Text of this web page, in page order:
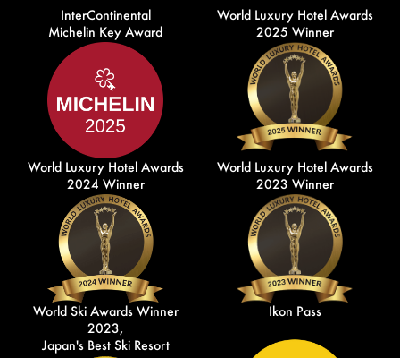
InterContinental
Michelin Key Award
World Luxury Hotel Awards
2025 Winner
World Luxury Hotel Awards
2024 Winner
World Luxury Hotel Awards
2023 Winner
World Ski Awards Winner
2023,
Japan's Best Ski Resort
Ikon Pass